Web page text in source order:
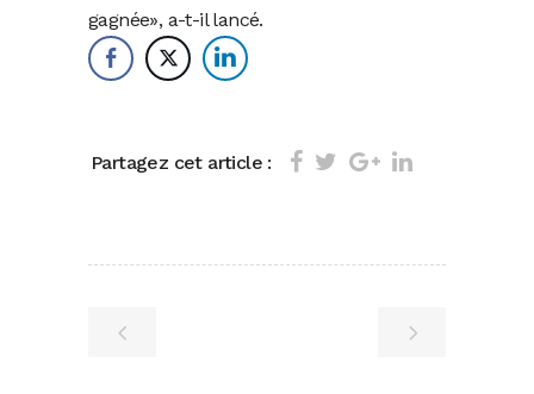
gagnée», a-t-il lancé.
Partagez cet article :